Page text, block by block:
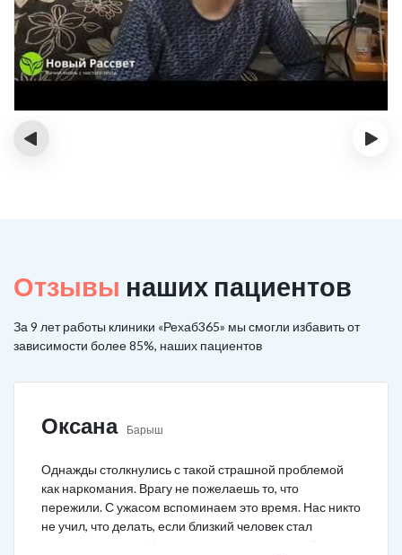
‹ ›
Отзывы наших пациентов
За 9 лет работы клиники «Рехаб365» мы смогли избавить от
зависимости более 85%, наших пациентов
Оксана Барыш
Однажды столкнулись с такой страшной проблемой
как наркомания. Врагу не пожелаешь то, что
пережили. С ужасом вспоминаем это время. Нас никто
не учил, что делать, если близкий человек стал
наркозависимым. Честно говоря, надежды не было,